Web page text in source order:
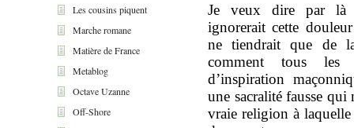
Les cousins piquent
Marche romane
Matière de France
Metablog
Octave Uzanne
Off-Shore
Je veux dire par là
ignorerait cette
ne tiendrait que de
comment tous
d’inspiration
une sacralité fausse qui
vraie religion à